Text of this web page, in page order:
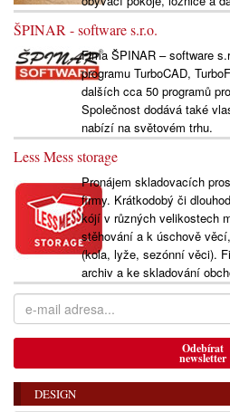
ŠPINAR - software s.r.o.
Fima ŠPINAR – software
programu TurboCAD,
dalších cca 50 programů
Společnost dodává také
nabízí na světovém trhu.
Less Mess storage
Pronájem skladovacích
firmy. Krátkodobý či
kójí v různých velikostech
stěhování a k úschově
(kola, lyže, sezónní věci).
archiv a ke skladování
Odebírat
newsletter
DESIGN